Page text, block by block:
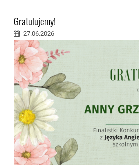
Gratulujemy!
27.06.2026